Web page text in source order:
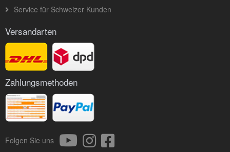
Service für Schweizer Kunden
Versandarten
Zahlungsmethoden
Folgen Sie uns